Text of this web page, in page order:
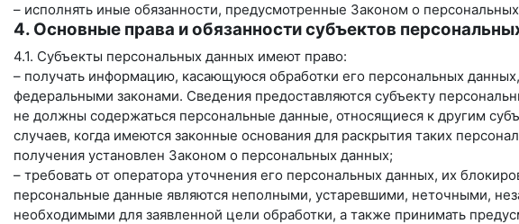
– исполнять иные обязанности, предусмотренные Законом о
4. Основные права и обязанности субъектов
4.1. Субъекты персональных данных имеют право:
– получать информацию, касающуюся обработки его персональных
федеральными законами. Сведения предоставляются субъекту
не должны содержаться персональные данные, относящиеся к другим
случаев, когда имеются законные основания для раскрытия таких
получения установлен Законом о персональных данных;
– требовать от оператора уточнения его персональных данных, их
персональные данные являются неполными, устаревшими, неточными,
необходимыми для заявленной цели обработки, а также принимать